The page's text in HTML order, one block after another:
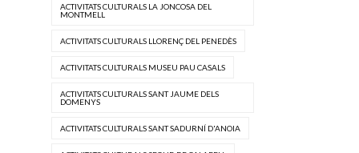
ACTIVITATS CULTURALS LA JONCOSA DEL
MONTMELL
ACTIVITATS CULTURALS LLORENÇ DEL PENEDÈS
ACTIVITATS CULTURALS MUSEU PAU CASALS
ACTIVITATS CULTURALS SANT JAUME DELS
DOMENYS
ACTIVITATS CULTURALS SANT SADURNÍ D'ANOIA